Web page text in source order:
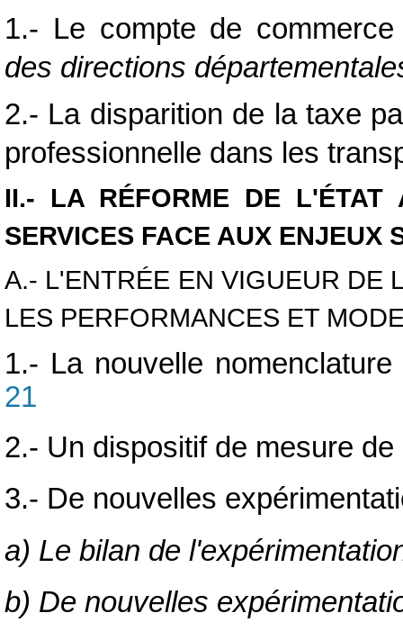
1.- Le compte de
des directions
2.- La disparition de la taxe
professionnelle dans les
II.- LA RÉFORME DE L'ÉTAT
SERVICES FACE AUX ENJEUX
A.- L'ENTRÉE EN VIGUEUR DE
LES PERFORMANCES ET
1.- La nouvelle
21
2.- Un dispositif de mesure
3.- De nouvelles
a) Le bilan de
b) De nouvelles